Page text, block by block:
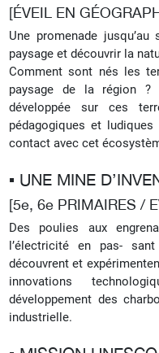
[ÉVEIL EN
Une promenade
paysage et découvrir la
Comment sont nés les
paysage de la région ?
développée sur ces
pédagogiques et
contact avec cet
▪︎ UNE MINE
[5e, 6e PRIMAIRES /
Des poulies aux
l’électricité en pas-
découvrent et
innovations
développement des
industrielle.